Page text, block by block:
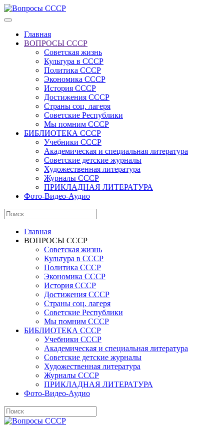
Главная
ВОПРОСЫ СССР
Советская жизнь
Культура в СССР
Политика СССР
Экономика СССР
История СССР
Достижения СССР
Страны соц. лагеря
Советские Республики
Мы помним СССР
БИБЛИОТЕКА СССР
Учебники СССР
Академическая и специальная литература
Советские детские журналы
Художественная литература
Журналы СССР
ПРИКЛАДНАЯ ЛИТЕРАТУРА
Фото-Видео-Аудио
Главная
ВОПРОСЫ СССР
Советская жизнь
Культура в СССР
Политика СССР
Экономика СССР
История СССР
Достижения СССР
Страны соц. лагеря
Советские Республики
Мы помним СССР
БИБЛИОТЕКА СССР
Учебники СССР
Академическая и специальная литература
Советские детские журналы
Художественная литература
Журналы СССР
ПРИКЛАДНАЯ ЛИТЕРАТУРА
Фото-Видео-Аудио